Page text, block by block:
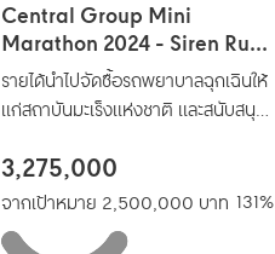
Central Group Mini
Marathon 2024 - Siren Run
by Sketchers
รายได้นำไปจัดซื้อรถพยาบาลฉุกเฉินให้
แก่สถาบันมะเร็งแห่งชาติ และสนับสนุน
ตอื่นๆ
3,275,000
จากเป้าหมาย 2,500,000 บาท 131%